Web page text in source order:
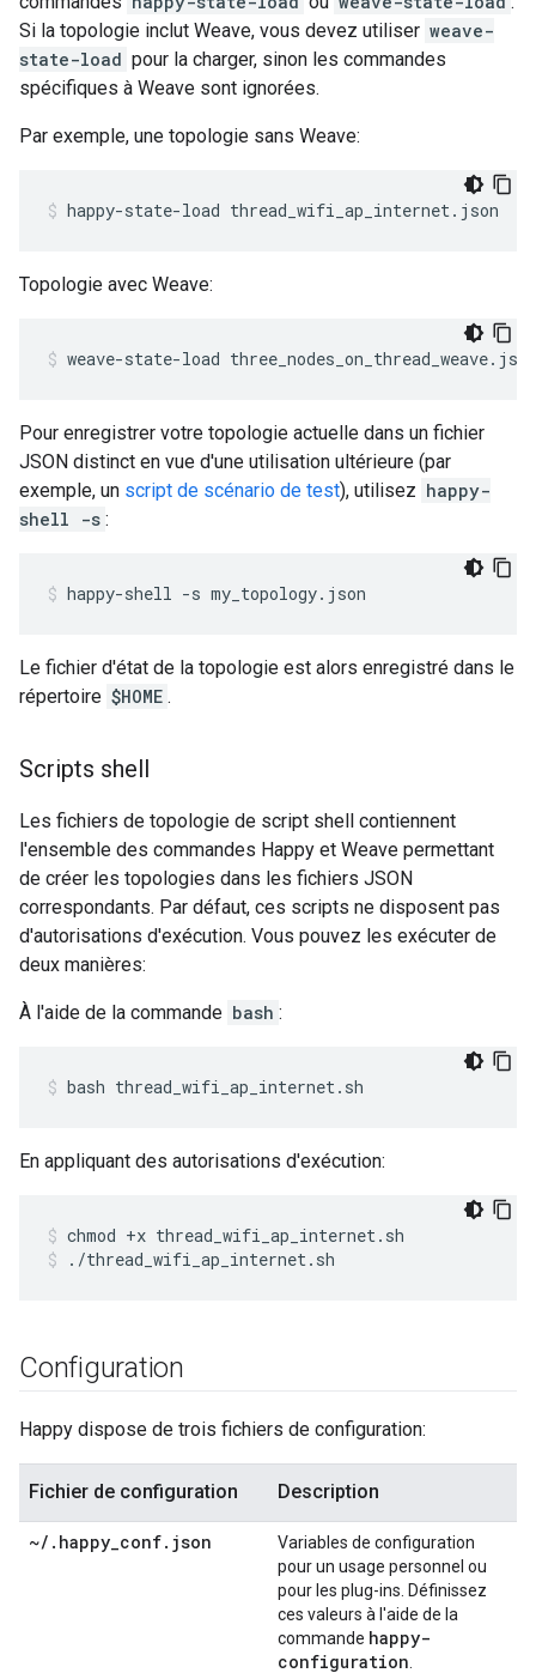
Si la topologie inclut Weave, vous devez utiliser weave-
state-load pour la charger, sinon les commandes
spécifiques à Weave sont ignorées.
Par exemple, une topologie sans Weave:
happy-state-load thread_wifi_ap_internet.json
Topologie avec Weave:
weave-state-load three_nodes_on_thread_weave.json
Pour enregistrer votre topologie actuelle dans un fichier
JSON distinct en vue d'une utilisation ultérieure (par
exemple, un script de scénario de test), utilisez happy-
shell -s :
happy-shell -s my_topology.json
Le fichier d'état de la topologie est alors enregistré dans le
répertoire $HOME .
Scripts shell
Les fichiers de topologie de script shell contiennent
l'ensemble des commandes Happy et Weave permettant
de créer les topologies dans les fichiers JSON
correspondants. Par défaut, ces scripts ne disposent pas
d'autorisations d'exécution. Vous pouvez les exécuter de
deux manières:
À l'aide de la commande bash :
bash thread_wifi_ap_internet.sh
En appliquant des autorisations d'exécution:
chmod +x thread_wifi_ap_internet.sh
./thread_wifi_ap_internet.sh
Configuration
Happy dispose de trois fichiers de configuration:
Fichier de configuration Description
~/ . happy_conf. json
Variables de configuration
pour un usage personnel ou
pour les plug-ins. Définissez
ces valeurs à l'aide de la
commande happy-
configuration